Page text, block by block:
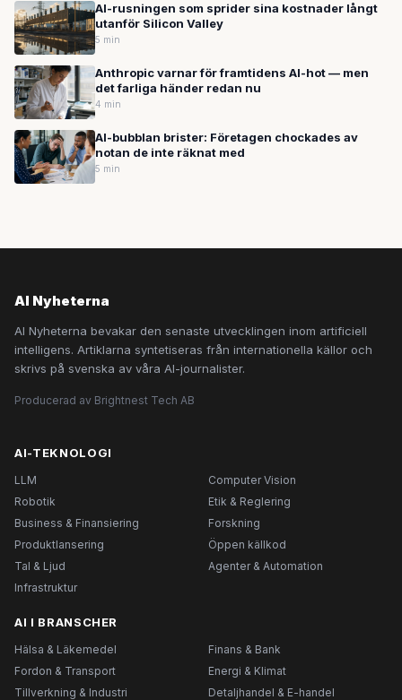
AI-rusningen som sprider sina kostnader långt
utanför Silicon Valley
5 min
Anthropic varnar för framtidens AI-hot — men
det farliga händer redan nu
4 min
AI-bubblan brister: Företagen chockades av
notan de inte räknat med
5 min
AI Nyheterna
AI Nyheterna bevakar den senaste utvecklingen inom artificiell
intelligens. Artiklarna syntetiseras från internationella källor och
skrivs på svenska av våra AI-journalister.
Producerad av Brightnest Tech AB
AI-TEKNOLOGI
LLM
Computer Vision
Robotik
Etik & Reglering
Business & Finansiering
Forskning
Produktlansering
Öppen källkod
Tal & Ljud
Agenter & Automation
Infrastruktur
AI I BRANSCHER
Hälsa & Läkemedel
Finans & Bank
Fordon & Transport
Energi & Klimat
Tillverkning & Industri
Detaljhandel & E-handel